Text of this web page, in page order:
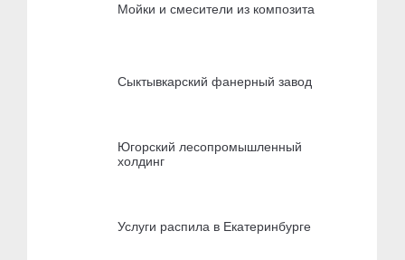
Мойки и смесители из композита
Сыктывкарский фанерный завод
Югорский лесопромышленный
холдинг
Услуги распила в Екатеринбурге